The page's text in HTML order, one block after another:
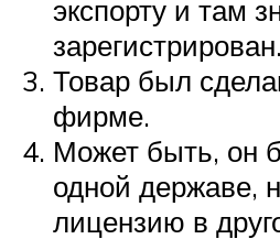
экспорту и там
зарегистрирован.
Товар был
фирме.
Может быть, он
одной державе,
лицензию в